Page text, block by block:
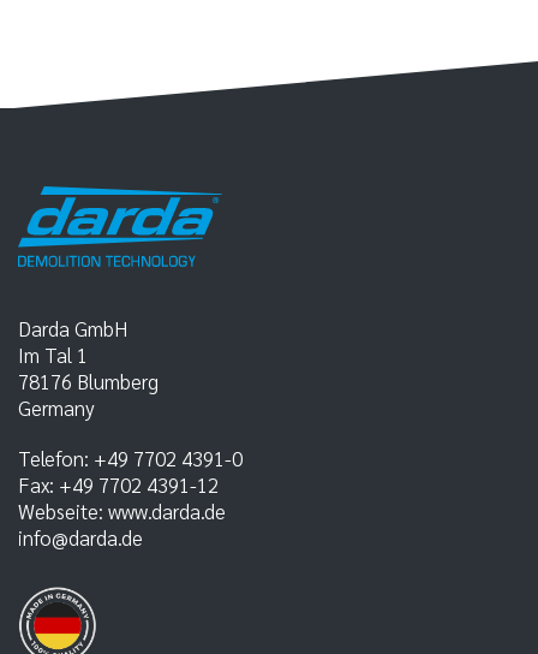
Darda GmbH
Im Tal 1
78176 Blumberg
Germany
Telefon: +49 7702 4391-0
Fax: +49 7702 4391-12
Webseite: www.darda.de
info@darda.de